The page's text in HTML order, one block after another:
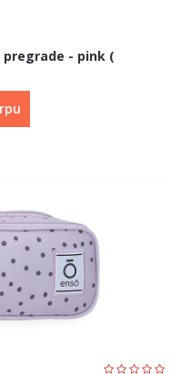
pregrade - pink (